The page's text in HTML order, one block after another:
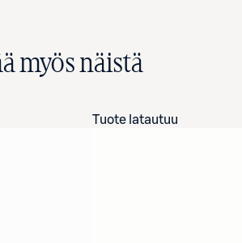
myös näistä
Tuote latautuu